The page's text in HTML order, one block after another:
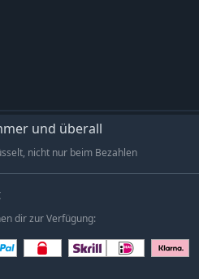
und überall
nicht nur beim Bezahlen
dir zur Verfügung: